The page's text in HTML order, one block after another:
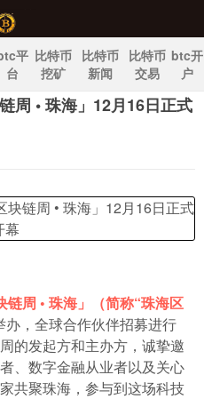
平
台
比特币
挖矿
比特币
新闻
比特币
交易
btc开
户
周 • 珠海」12月16日正式
链周 • 珠海」（简称“珠海区
，全球合作伙伴招募进行
的发起方和主办方，诚挚邀
、数字金融从业者以及关心
共聚珠海，参与到这场科技